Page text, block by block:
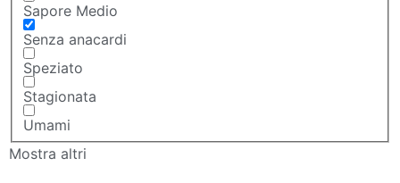
Sapore Medio
Senza anacardi
Speziato
Stagionata
Umami
Mostra altri